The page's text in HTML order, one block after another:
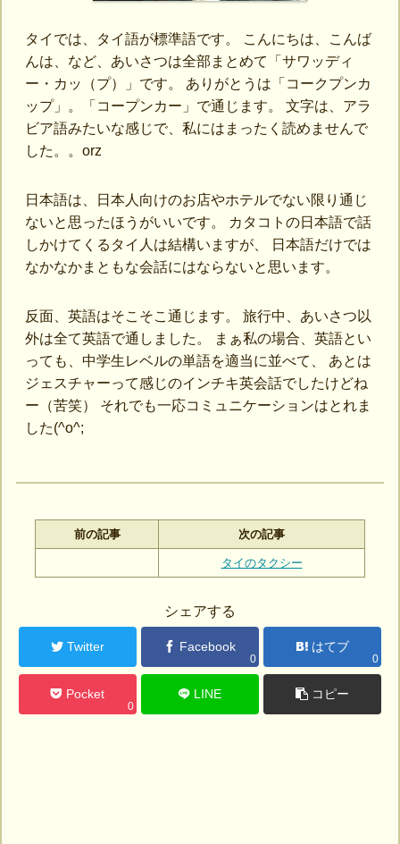
タイでは、タイ語が標準語です。 こんにちは、こんば
んは、など、あいさつは全部まとめて「サワッディ
ー・カッ（プ）」です。 ありがとうは「コークプンカ
ップ」。「コープンカー」で通じます。 文字は、アラ
ビア語みたいな感じで、私にはまったく読めませんで
した。。orz
日本語は、日本人向けのお店やホテルでない限り通じ
ないと思ったほうがいいです。 カタコトの日本語で話
しかけてくるタイ人は結構いますが、 日本語だけでは
なかなかまともな会話にはならないと思います。
反面、英語はそこそこ通じます。 旅行中、あいさつ以
外は全て英語で通しました。 まぁ私の場合、英語とい
っても、中学生レベルの単語を適当に並べて、 あとは
ジェスチャーって感じのインチキ英会話でしたけどね
ー（苦笑） それでも一応コミュニケーションはとれま
した(^o^;
前の記事 次の記事
タイのタクシー
シェアする
Twitter Facebook
0
はてブ
0
Pocket
0
LINE コピー